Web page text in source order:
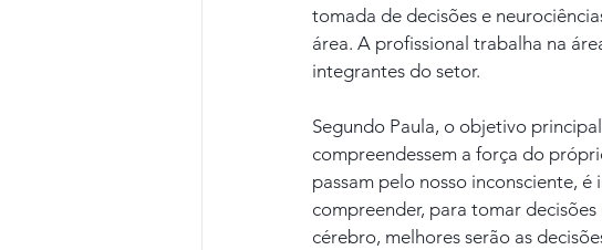
tomada de decisões e
área. A profissional trabalha na
integrantes do setor.
Segundo Paula, o objetivo
compreendessem a força do
passam pelo nosso inconsciente,
compreender, para tomar
cérebro, melhores serão as